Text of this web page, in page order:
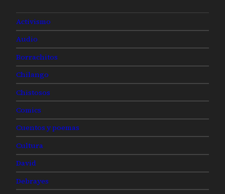
Activismo
Audio
Borrachitos
Chilango
Chistosos
Comics
Cuentos y poemas
Cultura
David
Debrayes